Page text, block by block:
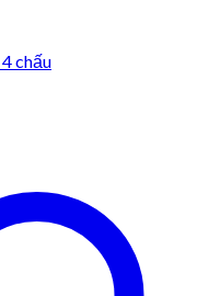
chấu